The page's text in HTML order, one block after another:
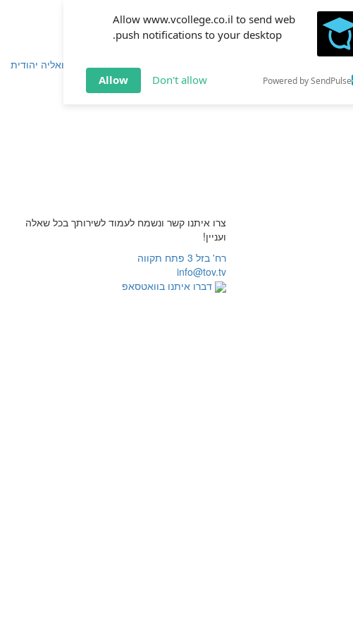
Allow www.vcollege.co.il to send web
push notifications to your desktop.
Powered by SendPulse
Don't allow
Allow
TOV אקטואליה יהודית שיטת ימימה
צרו איתנו קשר ונשמח לעמוד לשירותך בכל שאלה
ועניין!
רח' בזל 3 פתח תקווה
info@tov.tv
דברו איתנו בוואטסאפ